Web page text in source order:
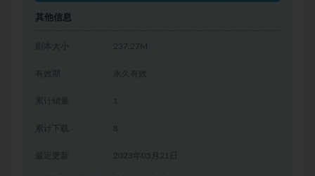
其他信息
剧本大小 237.27M
有效期 永久有效
累计销量 1
累计下载 8
2023年05月21日